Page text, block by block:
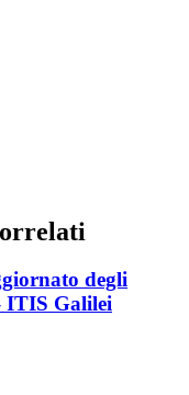
degli
ITIS Galilei